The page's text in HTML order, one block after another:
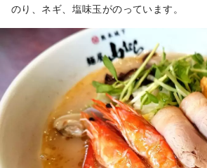
のり、ネギ、塩味玉がのっています。